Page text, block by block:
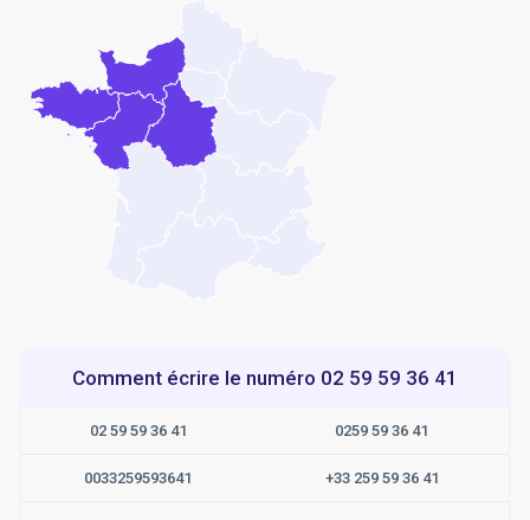
Comment écrire le numéro 02 59 59 36 41
02 59 59 36 41 0259 59 36 41
0033259593641 +33 259 59 36 41